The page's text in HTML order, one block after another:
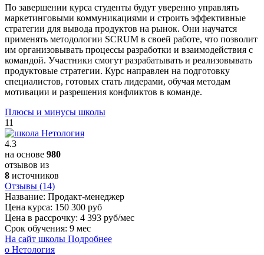
По завершении курса студенты будут уверенно управлять
маркетинговыми коммуникациями и строить эффективные
стратегии для вывода продуктов на рынок. Они научатся
применять методологии SCRUM в своей работе, что позволит
им организовывать процессы разработки и взаимодействия с
командой. Участники смогут разрабатывать и реализовывать
продуктовые стратегии. Курс направлен на подготовку
специалистов, готовых стать лидерами, обучая методам
мотивации и разрешения конфликтов в команде.
Плюсы и минусы школы
11
4.3
на основе 980
отзывов из
8 источников
Отзывы (14)
Название: Продакт-менеджер
Цена курса: 150 300 руб
Цена в рассрочку: 4 393 руб/мес
Срок обучения: 9 мес
На сайт школы Подробнее
о Нетология